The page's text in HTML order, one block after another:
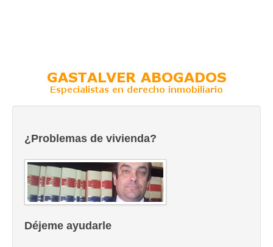
¿Problemas de vivienda?
Déjeme ayudarle